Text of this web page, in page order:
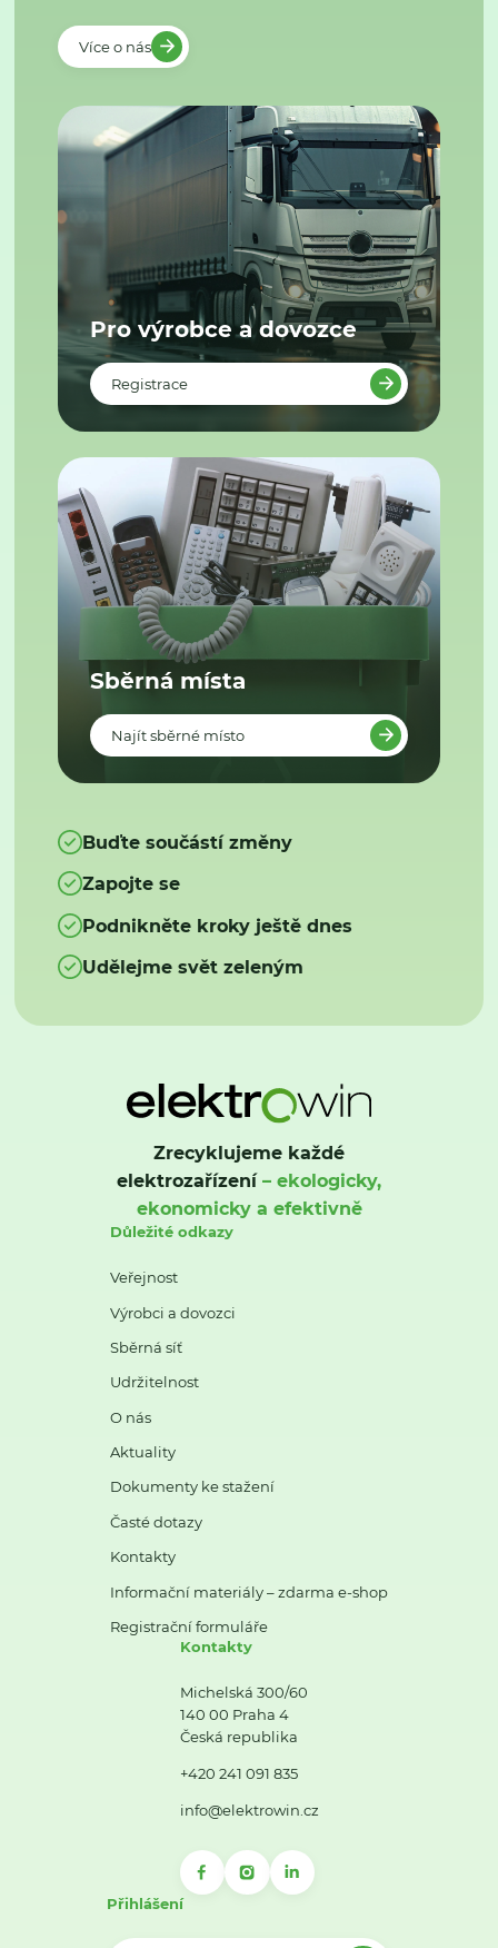
Více o nás
Pro výrobce a dovozce
Registrace
Sběrná místa
Najít sběrné místo
Buďte součástí změny
Zapojte se
Podnikněte kroky ještě dnes
Udělejme svět zeleným
Zrecyklujeme každé
elektrozařízení– ekologicky,
ekonomicky a efektivně
Důležité odkazy
Veřejnost
Výrobci a dovozci
Sběrná síť
Udržitelnost
O nás
Aktuality
Dokumenty ke stažení
Časté dotazy
Kontakty
Informační materiály – zdarma e-shop
Registrační formuláře
Kontakty
Michelská 300/60
140 00 Praha 4
Česká republika
+420 241 091 835
info@elektrowin.cz
Přihlášení